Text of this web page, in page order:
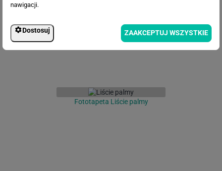
Fototapeta Liście palmy
nawigacji.
Dostosuj ZAAKCEPTUJ WSZYSTKIE